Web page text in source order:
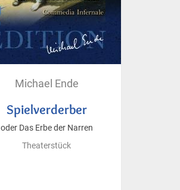
Michael Ende
Spielverderber
oder Das Erbe der Narren
Theaterstück